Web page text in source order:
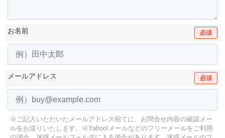
お名前 必須
メールアドレス 必須
※ご記入いただいたメールアドレス宛てに、お問合せ内容の確認メー
ルをお送りいたします。
※Yahoo!メールなどのフリーメールをご利用